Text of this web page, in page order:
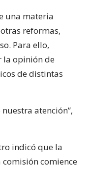
una materia
reformas,
Para ello,
la opinión de
de distintas
atención”,
indicó que la
comience